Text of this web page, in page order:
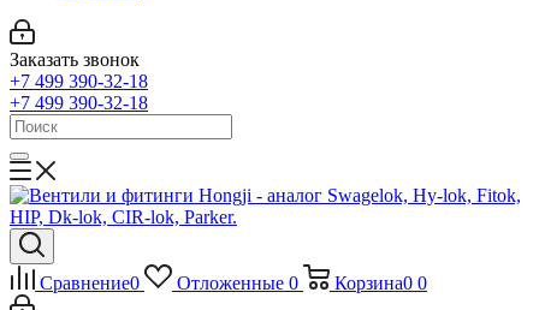
Заказать звонок
+7 499 390-32-18
+7 499 390-32-18
Сравнение0 Отложенные 0 Корзина0 0